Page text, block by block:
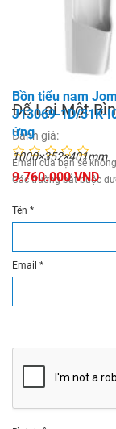
3.920.000 VND
Bồn tiểu nam
J13069-1D/31K-
ứng
1000×352×401mm
9.760.000 VND
Để Lại Một
Đánh giá:
Email của bạn sẽ
Các trường bắt buộc
Tên *
Email *